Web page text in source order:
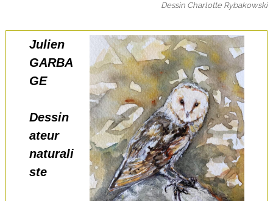
Dessin Charlotte Rybakowski
Julien
GARBA
GE
Dessin
ateur
naturali
ste